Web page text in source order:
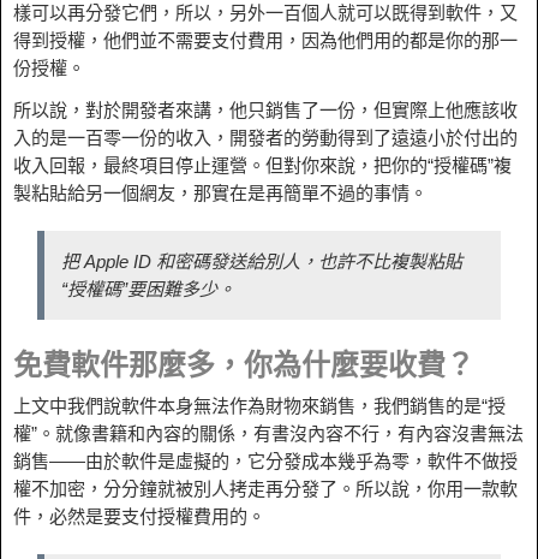
樣可以再分發它們，所以，另外一百個人就可以既得到軟件，又
得到授權，他們並不需要支付費用，因為他們用的都是你的那一
份授權。
所以說，對於開發者來講，他只銷售了一份，但實際上他應該收
入的是一百零一份的收入，開發者的勞動得到了遠遠小於付出的
收入回報，最終項目停止運營。但對你來說，把你的“授權碼”複
製粘貼給另一個網友，那實在是再簡單不過的事情。
把 Apple ID 和密碼發送給別人，也許不比複製粘貼
“授權碼”要困難多少。
免費軟件那麼多，你為什麼要收費？
上文中我們說軟件本身無法作為財物來銷售，我們銷售的是“授
權”。就像書籍和內容的關係，有書沒內容不行，有內容沒書無法
銷售——由於軟件是虛擬的，它分發成本幾乎為零，軟件不做授
權不加密，分分鐘就被別人拷走再分發了。所以說，你用一款軟
件，必然是要支付授權費用的。